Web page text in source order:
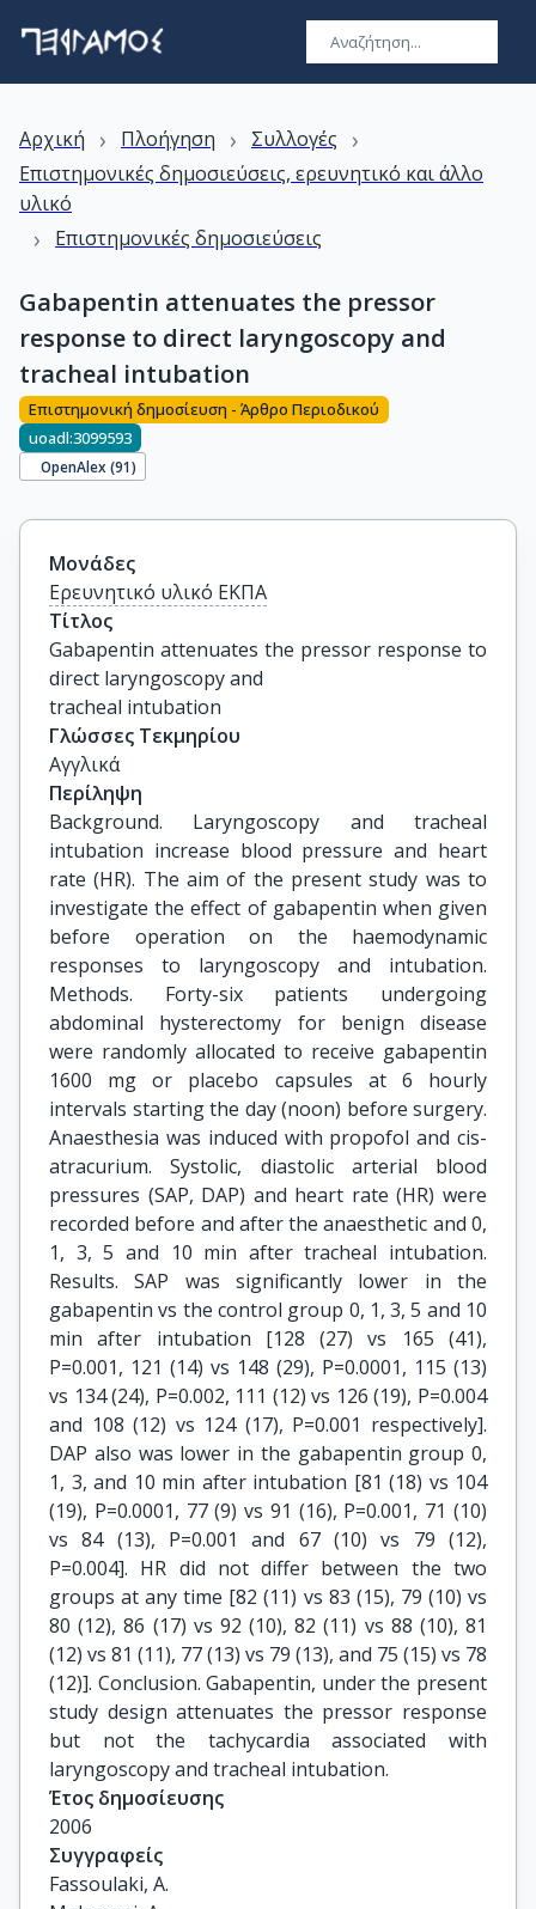
Αρχική › Πλοήγηση › Συλλογές ›
Επιστημονικές δημοσιεύσεις, ερευνητικό και άλλο
υλικό
› Επιστημονικές δημοσιεύσεις
Gabapentin attenuates the pressor
response to direct laryngoscopy and
tracheal intubation
Επιστημονική δημοσίευση - Άρθρο Περιοδικού
uoadl:3099593
OpenAlex (91)
Μονάδες
Ερευνητικό υλικό ΕΚΠΑ
Τίτλος
Gabapentin attenuates the pressor response to
direct laryngoscopy and
tracheal intubation
Γλώσσες Τεκμηρίου
Αγγλικά
Περίληψη
Background. Laryngoscopy and tracheal
intubation increase blood pressure and heart
rate (HR). The aim of the present study was to
investigate the effect of gabapentin when given
before operation on the haemodynamic
responses to laryngoscopy and intubation.
Methods. Forty-six patients undergoing
abdominal hysterectomy for benign disease
were randomly allocated to receive gabapentin
1600 mg or placebo capsules at 6 hourly
intervals starting the day (noon) before surgery.
Anaesthesia was induced with propofol and cis-
atracurium. Systolic, diastolic arterial blood
pressures (SAP, DAP) and heart rate (HR) were
recorded before and after the anaesthetic and 0,
1, 3, 5 and 10 min after tracheal intubation.
Results. SAP was significantly lower in the
gabapentin vs the control group 0, 1, 3, 5 and 10
min after intubation [128 (27) vs 165 (41),
P=0.001, 121 (14) vs 148 (29), P=0.0001, 115 (13)
vs 134 (24), P=0.002, 111 (12) vs 126 (19), P=0.004
and 108 (12) vs 124 (17), P=0.001 respectively].
DAP also was lower in the gabapentin group 0,
1, 3, and 10 min after intubation [81 (18) vs 104
(19), P=0.0001, 77 (9) vs 91 (16), P=0.001, 71 (10)
vs 84 (13), P=0.001 and 67 (10) vs 79 (12),
P=0.004]. HR did not differ between the two
groups at any time [82 (11) vs 83 (15), 79 (10) vs
80 (12), 86 (17) vs 92 (10), 82 (11) vs 88 (10), 81
(12) vs 81 (11), 77 (13) vs 79 (13), and 75 (15) vs 78
(12)]. Conclusion. Gabapentin, under the present
study design attenuates the pressor response
but not the tachycardia associated with
laryngoscopy and tracheal intubation.
Έτος δημοσίευσης
2006
Συγγραφείς
Fassoulaki, A.